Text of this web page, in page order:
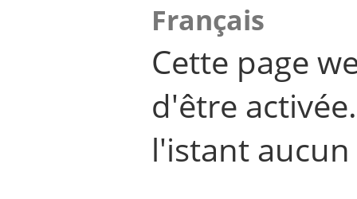
Français
Cette page
d'être
l'istant